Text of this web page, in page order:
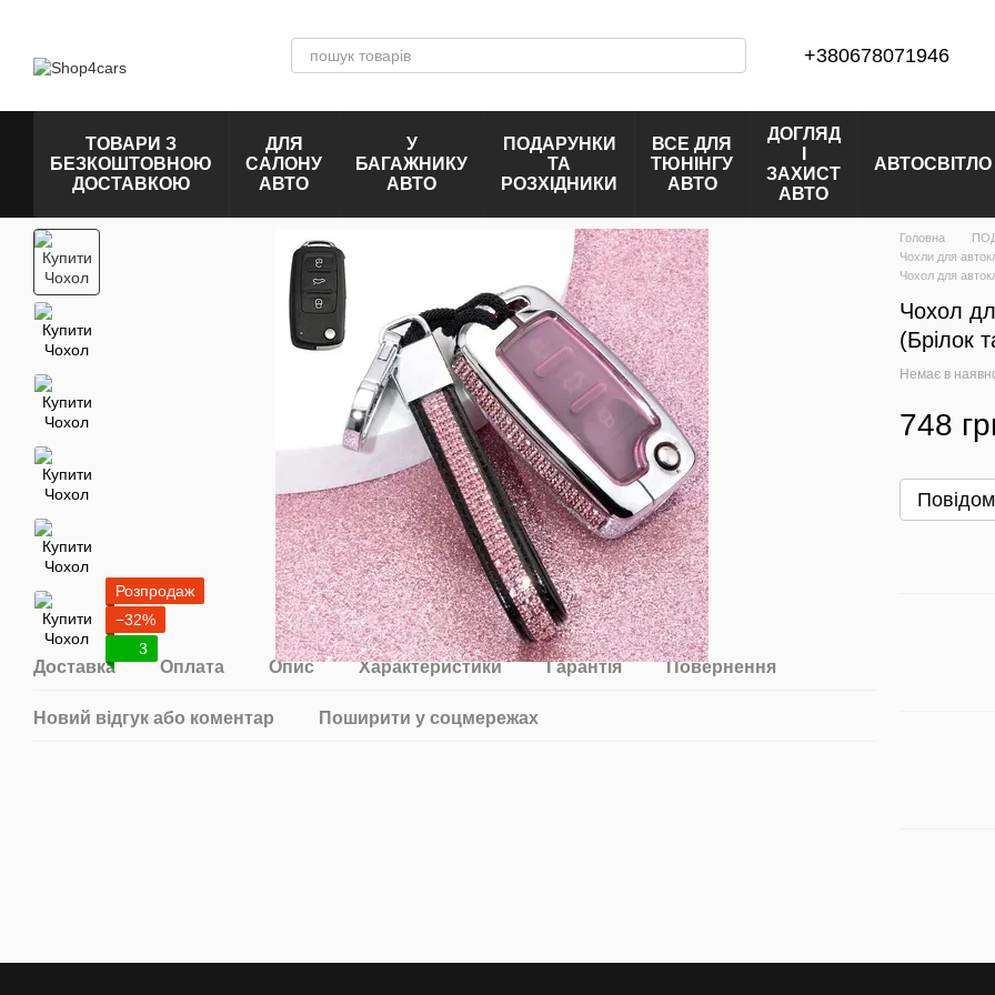
+380678071946
ТОВАРИ З
БЕЗКОШТОВНОЮ
ДОСТАВКОЮ
ДЛЯ
САЛОНУ
АВТО
У
БАГАЖНИКУ
АВТО
ПОДАРУНКИ
ТА
РОЗХІДНИКИ
ВСЕ ДЛЯ
ТЮНІНГУ
АВТО
ДОГЛЯД
ЗАХИСТ
АВТО
АВТОСВІТЛО
Розпродаж
−32%
3
Доставка Оплата Опис Характеристики Гарантія Повернення
Новий відгук або коментар Поширити у соцмережах
Головна
Чохли для
Чохол для
Чохол
(Брілок
Немає в
748